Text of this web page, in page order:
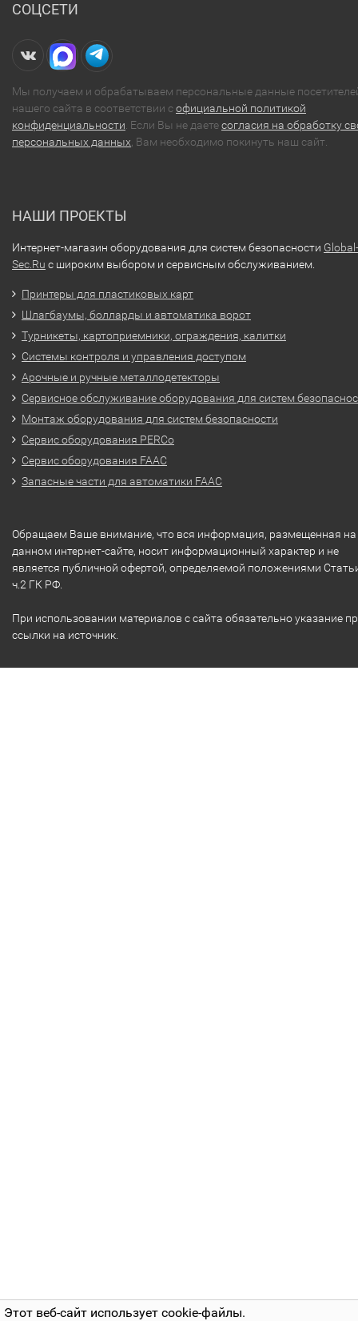
Этот веб-сайт использует cookie-файлы.
СОЦСЕТИ
Мы получаем и обрабатываем персональные данные
нашего сайта в соответствии софициальной политикой
конфиденциальности. Если Вы не даетесогласия на обработку
персональных данных, Вам необходимо покинуть наш сайт.
НАШИ ПРОЕКТЫ
Интернет-магазин оборудования для систем безопасности Global-
Sec.Ru с широким выбором и сервисным обслуживанием.
Принтеры для пластиковых карт
Шлагбаумы, болларды и автоматика ворот
Турникеты, картоприемники, ограждения, калитки
Системы контроля и управления доступом
Арочные и ручные металлодетекторы
Сервисное обслуживание оборудования для систем
Монтаж оборудования для систем безопасности
Сервис оборудования PERCo
Сервис оборудования FAAC
Запасные части для автоматики FAAC
Обращаем Ваше внимание, что вся информация, размещенная на
данном интернет-сайте, носит информационный характер и не
является публичной офертой, определяемой положениями
ч.2 ГК РФ.
При использовании материалов с сайта обязательно указание
ссылки на источник.